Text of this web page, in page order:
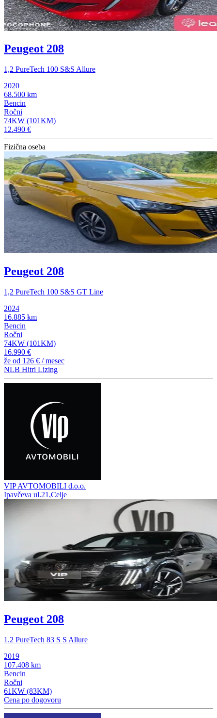
Peugeot 208
1,2 PureTech 100 S&S Allure
2020
68.500 km
Bencin
Ročni
74KW (101KM)
12.490 €
Fizična oseba
Peugeot 208
1,2 PureTech 100 S&S GT Line
2024
16.885 km
Bencin
Ročni
74KW (101KM)
16.990 €
že od 126 € / mesec
NLB Hitri Lizing
VIP AVTOMOBILI d.o.o.
Ipavčeva ul.21,Celje
Peugeot 208
1.2 PureTech 83 S S Allure
2019
107.408 km
Bencin
Ročni
61KW (83KM)
Cena po dogovoru